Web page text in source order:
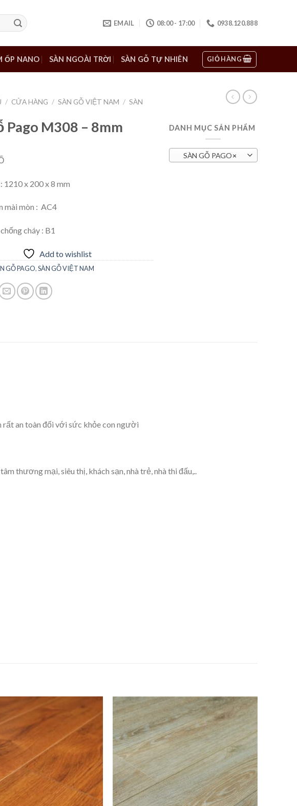
EMAIL 08:00 - 17:00 0938.120.888
ỐP NANO SÀN NGOÀI TRỜI SÀN GỖ TỰ NHIÊN GIỎ HÀNG
/ CỬA HÀNG / SÀN GỖ VIỆT NAM / SÀN
Pago M308 – 8mm
x 200 x 8 mm
mài mòn : AC4
cháy : B1
Add to wishlist
GỖ PAGO,SÀN GỖ VIỆT NAM
DANH MỤC SẢN PHẨM
×
SÀN GỖ PAGO
rất an toàn đối với sức khỏe con người
thương mại, siêu thị, khách sạn, nhà trẻ, nhà thi đấu,..
Add to
wishlist